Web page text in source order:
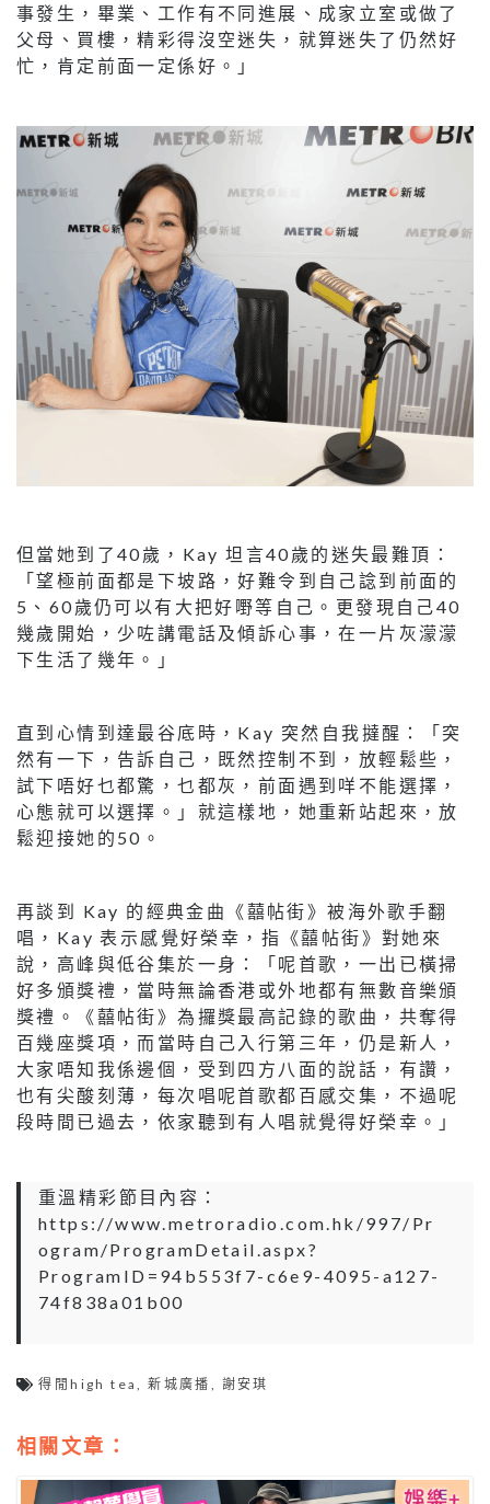
事發生，畢業、工作有不同進展、成家立室或做了
父母、買樓，精彩得沒空迷失，就算迷失了仍然好
忙，肯定前面一定係好。」
但當她到了40歲，Kay 坦言40歲的迷失最難頂：
「望極前面都是下坡路，好難令到自己諗到前面的
5、60歲仍可以有大把好嘢等自己。更發現自己40
幾歲開始，少咗講電話及傾訴心事，在一片灰濛濛
下生活了幾年。」
直到心情到達最谷底時，Kay 突然自我撻醒：「突
然有一下，告訴自己，既然控制不到，放輕鬆些，
試下唔好乜都驚，乜都灰，前面遇到咩不能選擇，
心態就可以選擇。」就這樣地，她重新站起來，放
鬆迎接她的50。
再談到 Kay 的經典金曲《囍帖街》被海外歌手翻
唱，Kay 表示感覺好榮幸，指《囍帖街》對她來
說，高峰與低谷集於一身：「呢首歌，一出已橫掃
好多頒獎禮，當時無論香港或外地都有無數音樂頒
獎禮。《囍帖街》為攞獎最高記錄的歌曲，共奪得
百幾座獎項，而當時自己入行第三年，仍是新人，
大家唔知我係邊個，受到四方八面的說話，有讚，
也有尖酸刻薄，每次唱呢首歌都百感交集，不過呢
段時間已過去，依家聽到有人唱就覺得好榮幸。」
重溫精彩節目內容：
https://www.metroradio.com.hk/997/Pr
ogram/ProgramDetail.aspx?
ProgramID=94b553f7-c6e9-4095-a127-
74f838a01b00
得閒high tea ,新城廣播 謝安琪
相關文章：